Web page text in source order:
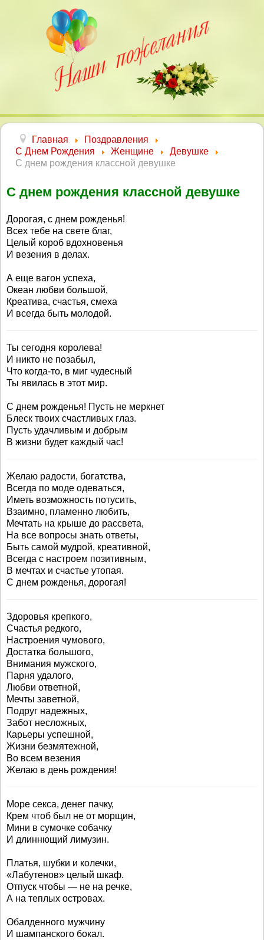
Главная
Поздравления
С Днем Рождения
Женщине
Девушке
С днем рождения классной девушке
С днем рождения классной девушке
Дорогая, с днем рожденья!
Всех тебе на свете благ,
Целый короб вдохновенья
И везения в делах.
А еще вагон успеха,
Океан любви большой,
Креатива, счастья, смеха
И всегда быть молодой.
Ты сегодня королева!
И никто не позабыл,
Что когда-то, в миг чудесный
Ты явилась в этот мир.
С днем рожденья! Пусть не меркнет
Блеск твоих счастливых глаз.
Пусть удачливым и добрым
В жизни будет каждый час!
Желаю радости, богатства,
Всегда по моде одеваться,
Иметь возможность потусить,
Взаимно, пламенно любить,
Мечтать на крыше до рассвета,
На все вопросы знать ответы,
Быть самой мудрой, креативной,
Всегда с настроем позитивным,
В мечтах и счастье утопая.
С днем рожденья, дорогая!
Здоровья крепкого,
Счастья редкого,
Настроения чумового,
Достатка большого,
Внимания мужского,
Парня удалого,
Любви ответной,
Мечты заветной,
Подруг надежных,
Забот несложных,
Карьеры успешной,
Жизни безмятежной,
Во всем везения
Желаю в день рождения!
Море секса, денег пачку,
Крем чтоб был не от морщин,
Мини в сумочке собачку
И длиннющий лимузин.
Платья, шубки и колечки,
«Лабутенов» целый шкаф.
Отпуск чтобы — не на речке,
А на теплых островах.
Обалденного мужчину
И шампанского бокал.